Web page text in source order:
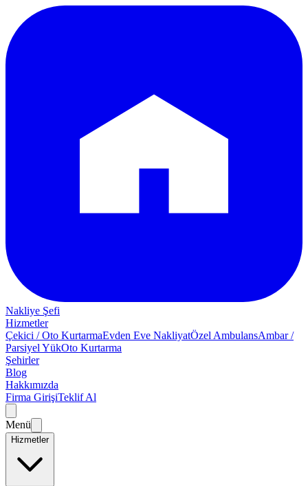
Nakliye Şefi
Hizmetler
Çekici / Oto KurtarmaEvden Eve NakliyatÖzel AmbulansAmbar /
Parsiyel YükOto Kurtarma
Şehirler
Blog
Hakkımızda
Firma GirişiTeklif Al
Menü
Hizmetler